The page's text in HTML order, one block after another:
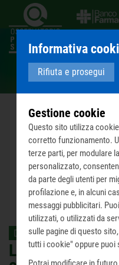
Editoriali ed
OPSan partecipa
problematiche
anche attraverso
Home Cosa
Dal Rapporto sulla
La
Informativa
Rifiuta e prosegui
Gestione cookie
Questo sito utilizza
corretto funzionamento.
terze parti, per modulare
personalizzato,
da parte degli utenti per
profilazione e, in alcuni
messaggi pubblicitari.
utilizzati, o utilizzati da
sulle pagine di questo
tutti i cookie" oppure puoi
rifiutare premendo il